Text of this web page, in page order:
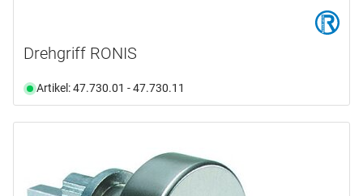
Drehgriff RONIS
Artikel: 47.730.01 - 47.730.11